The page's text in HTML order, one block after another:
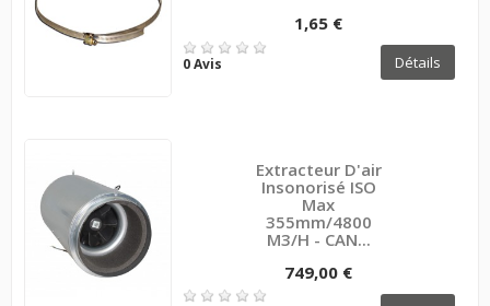
1,65 €
0 Avis Détails
Extracteur D'air
Insonorisé ISO
Max
355mm/4800
M3/H - CAN...
749,00 €